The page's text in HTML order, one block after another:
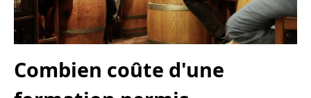
Combien coûte d'une